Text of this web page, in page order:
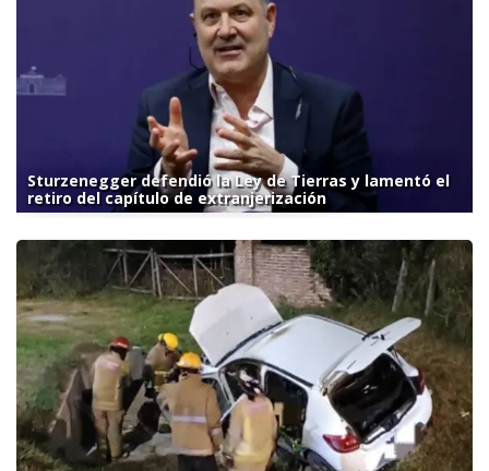
Sturzenegger defendió la Ley de Tierras y lamentó el
retiro del capítulo de extranjerización